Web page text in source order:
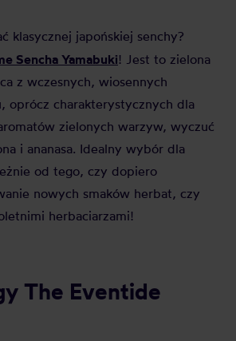
klasycznej japońskiej senchy?
Sencha Yamabuki! Jest to zielona
z wczesnych, wiosennych
oprócz charakterystycznych dla
zielonych warzyw, wyczuć
i ananasa. Idealny wybór dla
od tego, czy dopiero
nowych smaków herbat, czy
herbaciarzami!
The Eventide